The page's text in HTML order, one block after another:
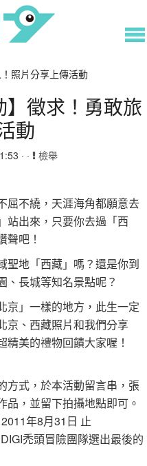
照片分享上傳活動
】徵求！勇敢旅
動
· · 檢舉
屈不繞，天涯海角都願意去
站出來，只要你去過「西
聲吧！
聖地「西藏」嗎？還是你到
、長城等知名景點呢？
京」一樣的地方，此生一定
京、西藏照片和我們分享
美的禮物回饋大家喔！
方式，於本活動留言串，張
品，並留下拍攝地點即可。
年8月31日 止
禿頭冒險團隊選出最後的